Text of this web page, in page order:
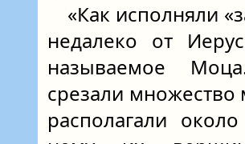
«Как исполняли
недалеко от
называемое
срезали
располагали